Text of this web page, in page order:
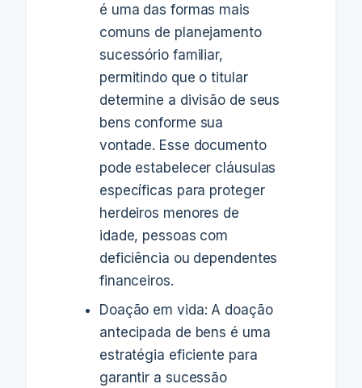
é uma das formas mais
comuns de planejamento
sucessório familiar,
permitindo que o titular
determine a divisão de seus
bens conforme sua
vontade. Esse documento
pode estabelecer cláusulas
específicas para proteger
herdeiros menores de
idade, pessoas com
deficiência ou dependentes
financeiros.
Doação em vida: A doação
antecipada de bens é uma
estratégia eficiente para
garantir a sucessão